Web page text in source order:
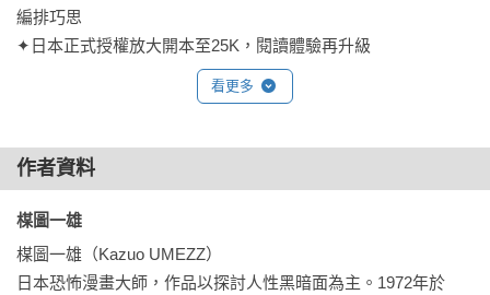
編排巧思
✦日本正式授權放大開本至25K，閱讀體驗再升級
幕。
未來世界生化科技進步，連人類的食用肉品都可以透過基因工
程生產。某一天，食品生化工廠的雞肉培養槽中，竟然出現了
生命體，其真面目究竟是人還是怪物？同時，綠色嬰兒在全球
各地接連誕生，人類該如何面對這棘手的狀況？
看更多
作者資料
楳圖一雄
楳圖一雄（Kazuo UMEZZ）
日本恐怖漫畫大師，作品以探討人性黑暗面為主。1972年於